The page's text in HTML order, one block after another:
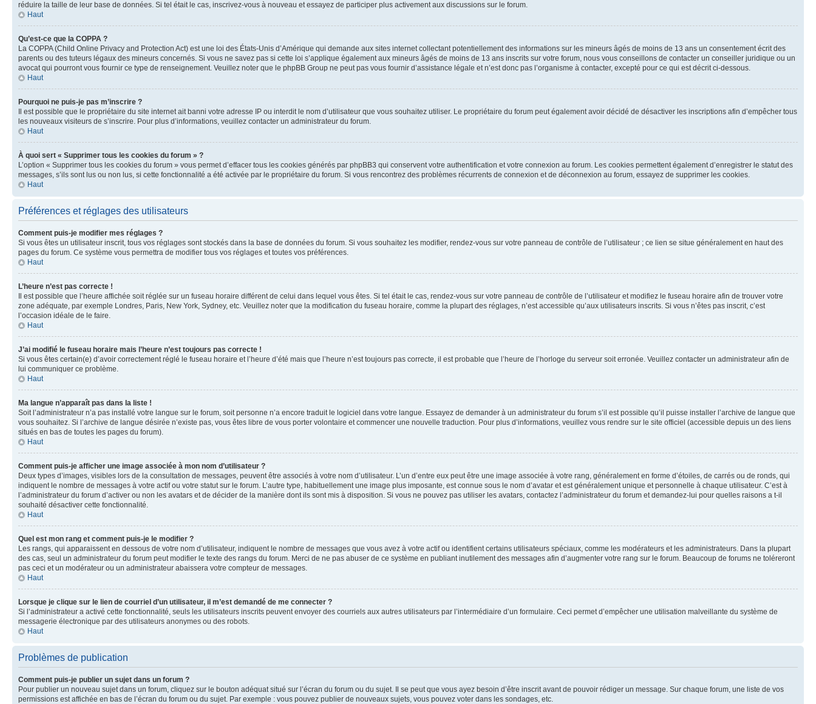
réduire la taille de leur base de données. Si tel était le cas, inscrivez-vous à nouveau et essayez de participer plus activement aux discussions sur le forum.
Haut
Qu’est-ce que la COPPA ?
La COPPA (Child Online Privacy and Protection Act) est une loi des États-Unis d’Amérique qui demande aux sites internet collectant potentiellement des informations sur les mineurs âgés de moins de 13 ans un consentement écrit des
parents ou des tuteurs légaux des mineurs concernés. Si vous ne savez pas si cette loi s’applique également aux mineurs âgés de moins de 13 ans inscrits sur votre forum, nous vous conseillons de contacter un conseiller juridique ou un
avocat qui pourront vous fournir ce type de renseignement. Veuillez noter que le phpBB Group ne peut pas vous fournir d’assistance légale et n’est donc pas l’organisme à contacter, excepté pour ce qui est décrit ci-dessous.
Haut
Pourquoi ne puis-je pas m’inscrire ?
Il est possible que le propriétaire du site internet ait banni votre adresse IP ou interdit le nom d’utilisateur que vous souhaitez utiliser. Le propriétaire du forum peut également avoir décidé de désactiver les inscriptions afin d’empêcher tous
les nouveaux visiteurs de s’inscrire. Pour plus d’informations, veuillez contacter un administrateur du forum.
Haut
À quoi sert « Supprimer tous les cookies du forum » ?
L’option « Supprimer tous les cookies du forum » vous permet d’effacer tous les cookies générés par phpBB3 qui conservent votre authentification et votre connexion au forum. Les cookies permettent également d’enregistrer le statut des
messages, s’ils sont lus ou non lus, si cette fonctionnalité a été activée par le propriétaire du forum. Si vous rencontrez des problèmes récurrents de connexion et de déconnexion au forum, essayez de supprimer les cookies.
Haut
Préférences et réglages des utilisateurs
Comment puis-je modifier mes réglages ?
Si vous êtes un utilisateur inscrit, tous vos réglages sont stockés dans la base de données du forum. Si vous souhaitez les modifier, rendez-vous sur votre panneau de contrôle de l’utilisateur ; ce lien se situe généralement en haut des
pages du forum. Ce système vous permettra de modifier tous vos réglages et toutes vos préférences.
Haut
L’heure n’est pas correcte !
Il est possible que l’heure affichée soit réglée sur un fuseau horaire différent de celui dans lequel vous êtes. Si tel était le cas, rendez-vous sur votre panneau de contrôle de l’utilisateur et modifiez le fuseau horaire afin de trouver votre
zone adéquate, par exemple Londres, Paris, New York, Sydney, etc. Veuillez noter que la modification du fuseau horaire, comme la plupart des réglages, n’est accessible qu’aux utilisateurs inscrits. Si vous n’êtes pas inscrit, c’est
l’occasion idéale de le faire.
Haut
J’ai modifié le fuseau horaire mais l’heure n’est toujours pas correcte !
Si vous êtes certain(e) d’avoir correctement réglé le fuseau horaire et l’heure d’été mais que l’heure n’est toujours pas correcte, il est probable que l’heure de l’horloge du serveur soit erronée. Veuillez contacter un administrateur afin de
lui communiquer ce problème.
Haut
Ma langue n’apparaît pas dans la liste !
Soit l’administrateur n’a pas installé votre langue sur le forum, soit personne n’a encore traduit le logiciel dans votre langue. Essayez de demander à un administrateur du forum s’il est possible qu’il puisse installer l’archive de langue que
vous souhaitez. Si l’archive de langue désirée n’existe pas, vous êtes libre de vous porter volontaire et commencer une nouvelle traduction. Pour plus d’informations, veuillez vous rendre sur le site officiel (accessible depuis un des liens
situés en bas de toutes les pages du forum).
Haut
Comment puis-je afficher une image associée à mon nom d’utilisateur ?
Deux types d’images, visibles lors de la consultation de messages, peuvent être associés à votre nom d’utilisateur. L’un d’entre eux peut être une image associée à votre rang, généralement en forme d’étoiles, de carrés ou de ronds, qui
indiquent le nombre de messages à votre actif ou votre statut sur le forum. L’autre type, habituellement une image plus imposante, est connue sous le nom d’avatar et est généralement unique et personnelle à chaque utilisateur. C’est à
l’administrateur du forum d’activer ou non les avatars et de décider de la manière dont ils sont mis à disposition. Si vous ne pouvez pas utiliser les avatars, contactez l’administrateur du forum et demandez-lui pour quelles raisons a t-il
souhaité désactiver cette fonctionnalité.
Haut
Quel est mon rang et comment puis-je le modifier ?
Les rangs, qui apparaissent en dessous de votre nom d’utilisateur, indiquent le nombre de messages que vous avez à votre actif ou identifient certains utilisateurs spéciaux, comme les modérateurs et les administrateurs. Dans la plupart
des cas, seul un administrateur du forum peut modifier le texte des rangs du forum. Merci de ne pas abuser de ce système en publiant inutilement des messages afin d’augmenter votre rang sur le forum. Beaucoup de forums ne toléreront
pas ceci et un modérateur ou un administrateur abaissera votre compteur de messages.
Haut
Lorsque je clique sur le lien de courriel d’un utilisateur, il m’est demandé de me connecter ?
Si l’administrateur a activé cette fonctionnalité, seuls les utilisateurs inscrits peuvent envoyer des courriels aux autres utilisateurs par l’intermédiaire d’un formulaire. Ceci permet d’empêcher une utilisation malveillante du système de
messagerie électronique par des utilisateurs anonymes ou des robots.
Haut
Problèmes de publication
Comment puis-je publier un sujet dans un forum ?
Pour publier un nouveau sujet dans un forum, cliquez sur le bouton adéquat situé sur l’écran du forum ou du sujet. Il se peut que vous ayez besoin d’être inscrit avant de pouvoir rédiger un message. Sur chaque forum, une liste de vos
permissions est affichée en bas de l’écran du forum ou du sujet. Par exemple : vous pouvez publier de nouveaux sujets, vous pouvez voter dans les sondages, etc.